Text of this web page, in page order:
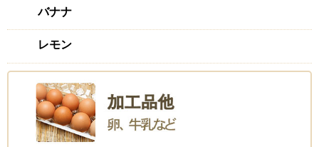
バナナ
レモン